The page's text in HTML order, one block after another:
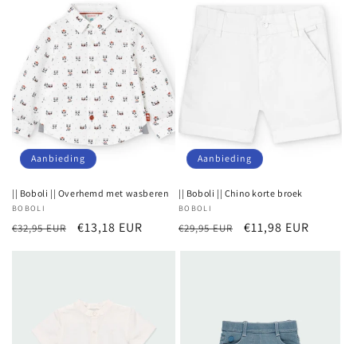
Aanbieding
|| Boboli || Overhemd met wasberen
Verkoper:
BOBOLI
Normale
€32,95 EUR Aanbiedingsprijs
€13,18 EUR
Aanbieding
|| Boboli || Chino korte broek
Verkoper:
BOBOLI
Normale
€29,95 EUR Aanbiedingsprijs
€11,98 EUR